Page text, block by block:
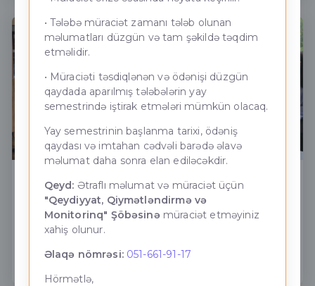
26 iyun - Silahlı Qüvvələri günü
25.06.2026-cı il tarixdə ADNSU-nun nəzdində Bakı
Neft-Energetika Kollecində “26 iyun A...
• Tələbə müraciət zamanı tələb olunan
məlumatları düzgün və tam şəkildə təqdim
etməlidir.
• Müraciəti təsdiqlənən və ödənişi düzgün
qaydada aparılmış tələbələrin yay
semestrində iştirak etmələri mümkün olacaq.
Yay semestrinin başlanma tarixi, ödəniş
qaydası və imtahan cədvəli barədə əlavə
məlumat daha sonra elan ediləcəkdir.
Qeyd: Ətraflı məlumat və müraciət üçün
"Qeydiyyat, Qiymətləndirmə və
Monitorinq" Şöbəsinə müraciət etməyiniz
xahiş olunur.
Əlaqə nömrəsi: 051-661-91-17
Hörmətlə,